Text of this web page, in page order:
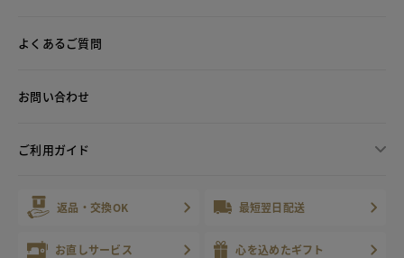
よくあるご質問
お問い合わせ
ご利用ガイド
返品・交換OK 最短翌日配送
お直しサービス 心を込めたギフト